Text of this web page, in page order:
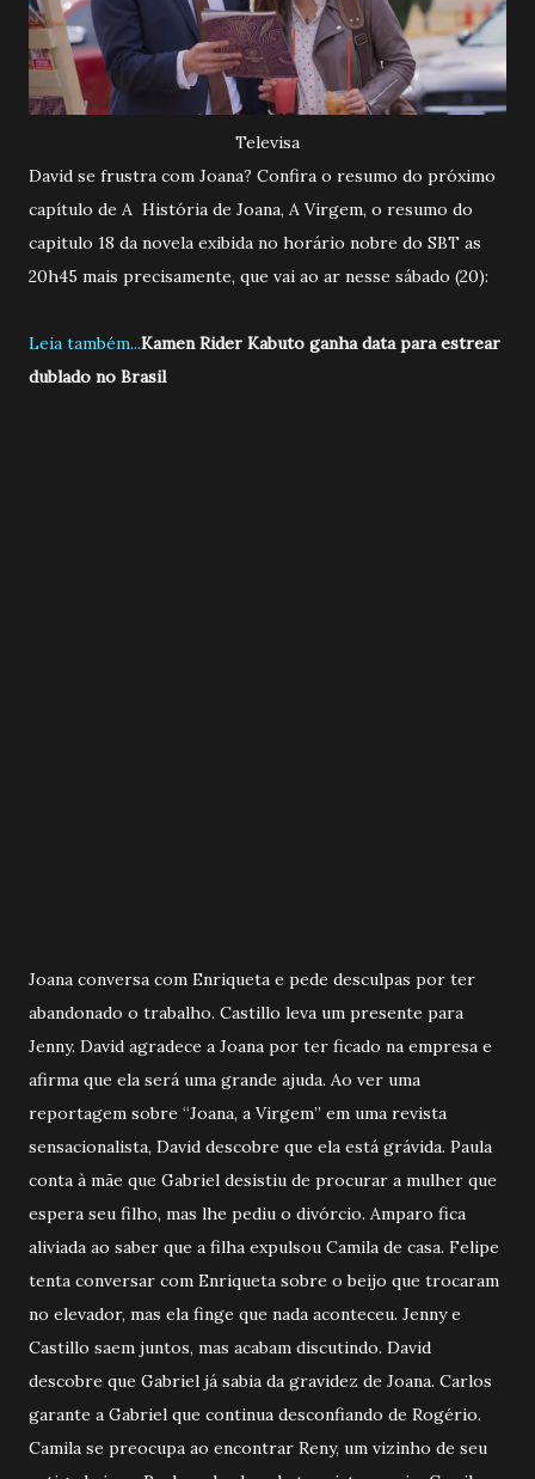
Televisa
David se frustra com Joana? Confira o resumo do próximo
capítulo de A História de Joana, A Virgem, o resumo do
capitulo 18 da novela exibida no horário nobre do SBT as
20h45 mais precisamente, que vai ao ar nesse sábado (20):
Leia também...Kamen Rider Kabuto ganha data para estrear
dublado no Brasil
Joana conversa com Enriqueta e pede desculpas por ter
abandonado o trabalho. Castillo leva um presente para
Jenny. David agradece a Joana por ter ficado na empresa e
afirma que ela será uma grande ajuda. Ao ver uma
reportagem sobre “Joana, a Virgem” em uma revista
sensacionalista, David descobre que ela está grávida. Paula
conta à mãe que Gabriel desistiu de procurar a mulher que
espera seu filho, mas lhe pediu o divórcio. Amparo fica
aliviada ao saber que a filha expulsou Camila de casa. Felipe
tenta conversar com Enriqueta sobre o beijo que trocaram
no elevador, mas ela finge que nada aconteceu. Jenny e
Castillo saem juntos, mas acabam discutindo. David
descobre que Gabriel já sabia da gravidez de Joana. Carlos
garante a Gabriel que continua desconfiando de Rogério.
Camila se preocupa ao encontrar Reny, um vizinho de seu